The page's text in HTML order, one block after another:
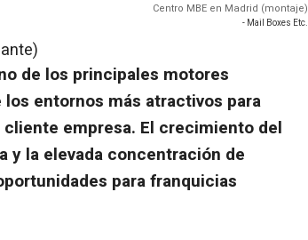
Centro MBE en Madrid (montaje)
- Mail Boxes Etc.
de los principales motores
entornos más atractivos para
empresa. El crecimiento del
y la elevada concentración de
para franquicias